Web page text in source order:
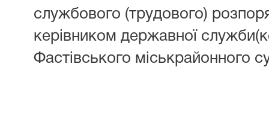
службового (трудового)
керівником державної
Фастівського міськрайонного